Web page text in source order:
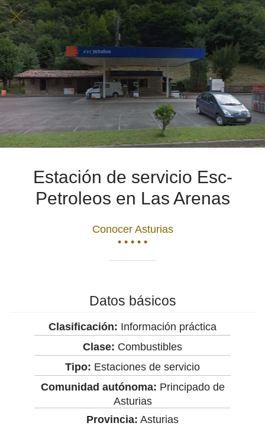
Estación de servicio Esc-
Petroleos en Las Arenas
Conocer Asturias
• • • • •
Datos básicos
Clasificación: Información práctica
Clase: Combustibles
Tipo: Estaciones de servicio
Comunidad autónoma: Principado de
Asturias
Provincia: Asturias